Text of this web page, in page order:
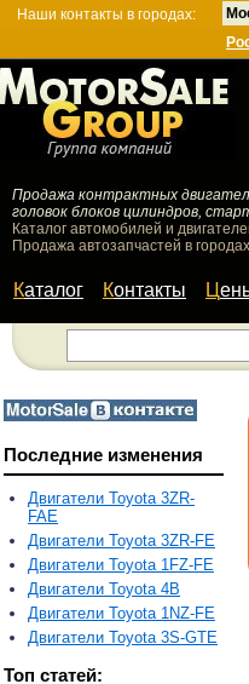
Наши контакты в городах:
Продажа контрактных
головок блоков цилиндров,
Каталог автомобилей и
Продажа автозапчастей в
Каталог Контакты
Последние изменения
Двигатели Toyota 3ZR-
FAE
Двигатели Toyota 3ZR-FE
Двигатели Toyota 1FZ-FE
Двигатели Toyota 4B
Двигатели Toyota 1NZ-FE
Двигатели Toyota 3S-GTE
Топ статей: